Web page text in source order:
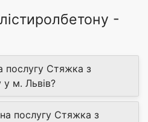
-
послугу Стяжка з
у м. Львів?
послугу Стяжка з